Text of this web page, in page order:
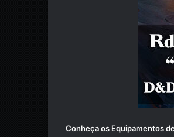
Conheça os Equipamentos